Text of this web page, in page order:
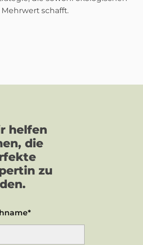
Mehrwert schafft.
helfen
die
zu